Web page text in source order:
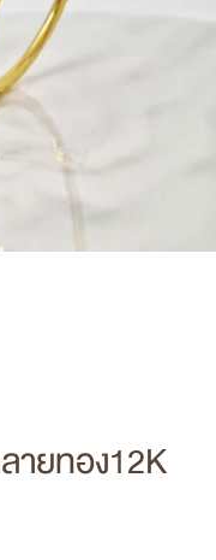
ายทอง12K